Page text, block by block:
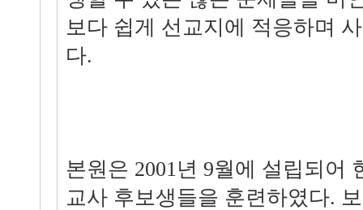
보다 쉽게 선교지에 적응하며
다.
본원은 2001년 9월에 설립되어
교사 후보생들을 훈련하였다.